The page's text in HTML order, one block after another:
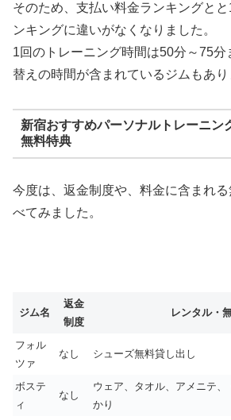
そのため、支払い料金ランキングと
ンキングに違いがなくなりました。
1回のトレーニング時間は50分～75
替えの時間が含まれているジムもあり
新宿おすすめパーソナルトレーニン
無料特典
今度は、返金制度や、料金に含まれ
べてみました。
ジム名
返金
制度
レンタル・
フォル
ツァ
なし シューズ無料貸し出し
ボステ
ィ
なし
ウェア、タオル、アメニテ
かり